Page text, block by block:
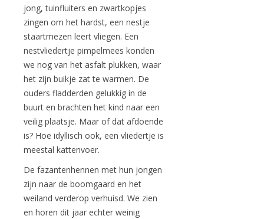
jong, tuinfluiters en zwartkopjes
zingen om het hardst, een nestje
staartmezen leert vliegen. Een
nestvliedertje pimpelmees konden
we nog van het asfalt plukken, waar
het zijn buikje zat te warmen. De
ouders fladderden gelukkig in de
buurt en brachten het kind naar een
veilig plaatsje. Maar of dat afdoende
is? Hoe idyllisch ook, een vliedertje is
meestal kattenvoer.
De fazantenhennen met hun jongen
zijn naar de boomgaard en het
weiland verderop verhuisd. We zien
en horen dit jaar echter weinig